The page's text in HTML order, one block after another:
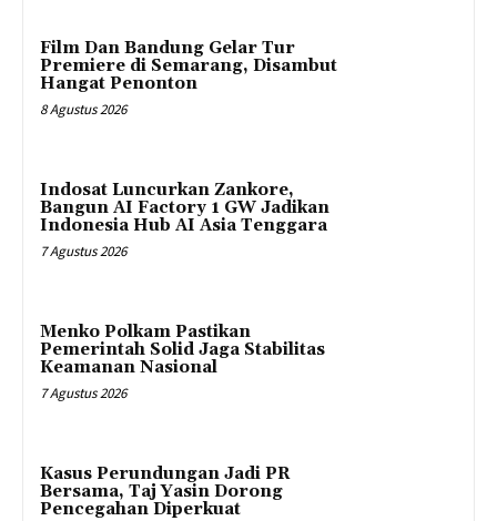
Film Dan Bandung Gelar Tur
Premiere di Semarang, Disambut
Hangat Penonton
8 Agustus 2026
Indosat Luncurkan Zankore,
Bangun AI Factory 1 GW Jadikan
Indonesia Hub AI Asia Tenggara
7 Agustus 2026
Menko Polkam Pastikan
Pemerintah Solid Jaga Stabilitas
Keamanan Nasional
7 Agustus 2026
Kasus Perundungan Jadi PR
Bersama, Taj Yasin Dorong
Pencegahan Diperkuat